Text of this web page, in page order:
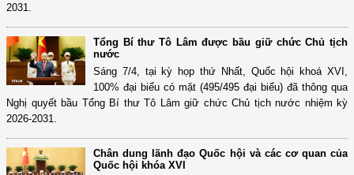
2031.
Tổng Bí thư Tô Lâm được bầu giữ chức Chủ tịch
nước
Sáng 7/4, tại kỳ họp thứ Nhất, Quốc hội khoá XVI,
100% đại biểu có mặt (495/495 đại biểu) đã thông qua
Nghị quyết bầu Tổng Bí thư Tô Lâm giữ chức Chủ tịch nước nhiệm kỳ
2026-2031.
Chân dung lãnh đạo Quốc hội và các cơ quan của
Quốc hội khóa XVI